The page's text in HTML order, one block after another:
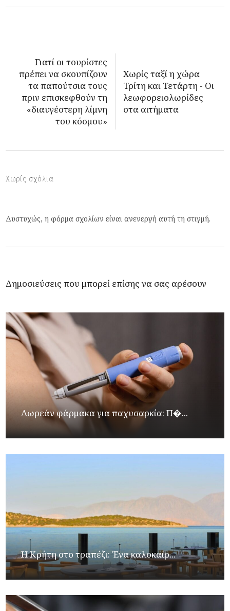
Γιατί οι τουρίστες
πρέπει να σκουπίζουν
τα παπούτσια τους
πριν επισκεφθούν τη
«διαυγέστερη λίμνη
του κόσμου»
Χωρίς ταξί η χώρα
Τρίτη και Τετάρτη - Οι
λεωφορειολωρίδες
στα αιτήματα
Χωρίς σχόλια
Δυστυχώς, η φόρμα σχολίων είναι ανενεργή αυτή τη στιγμή.
Δημοσιεύσεις που μπορεί επίσης να σας αρέσουν
Δωρεάν φάρμακα για παχυσαρκία: Π�...
Η Κρήτη στο τραπέζι: Ένα καλοκαίρ...